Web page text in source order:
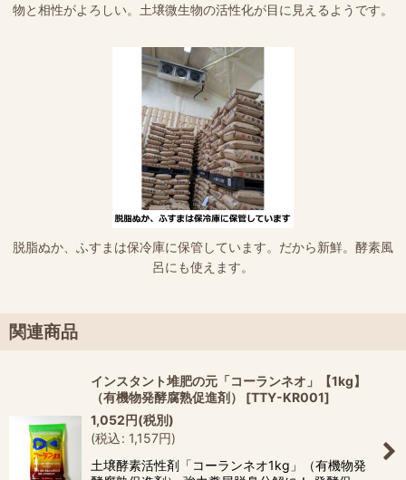
物と相性がよろしい。土壌微生物の活性化が目に見えるようです。
脱脂ぬか、ふすまは保冷庫に保管しています。だから新鮮。酵素風
呂にも使えます。
関連商品
インスタント堆肥の元「コーランネオ」【1kg】
（有機物発酵腐熟促進剤）
[TTY-KR001]
1,052円(税別)
(税込: 1,157円)
土壌酵素活性剤「コーランネオ1kg」（有機物発